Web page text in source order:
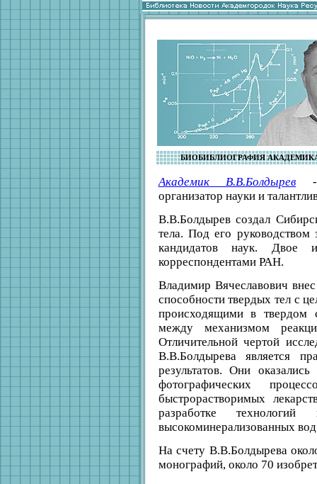
БИОБИБЛИОГРАФИЯ
Академик В.В.Болдырев -
организатор науки и
В.В.Болдырев создал
тела. Под его
кандидатов наук. Двое
корреспондентами РАН.
Владимир Вячеславович
способности твердых тел с
происходящими в твердом
между механизмом
Отличительной чертой
В.В.Болдырева является
результатов. Они
фотографических
быстрорастворимых
разработке
высокоминерализованных
На счету В.В.Болдырева
монографий, около 70